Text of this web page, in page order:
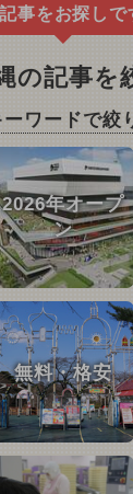
事をお探しで
の記事を
ーワードで絞
2026年オープ
ン
無料・格安